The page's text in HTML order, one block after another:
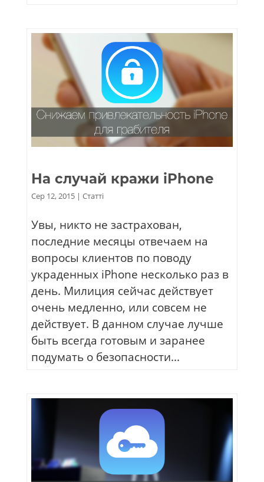
На случай кражи iPhone
Сер 12, 2015| Статті
Увы, никто не застрахован,
последние месяцы отвечаем на
вопросы клиентов по поводу
украденных iPhone несколько раз в
день. Милиция сейчас действует
очень медленно, или совсем не
действует. В данном случае лучше
быть всегда готовым и заранее
подумать о безопасности...